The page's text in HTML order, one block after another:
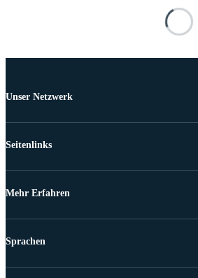
Unser Netzwerk
Seitenlinks
Mehr Erfahren
Sprachen